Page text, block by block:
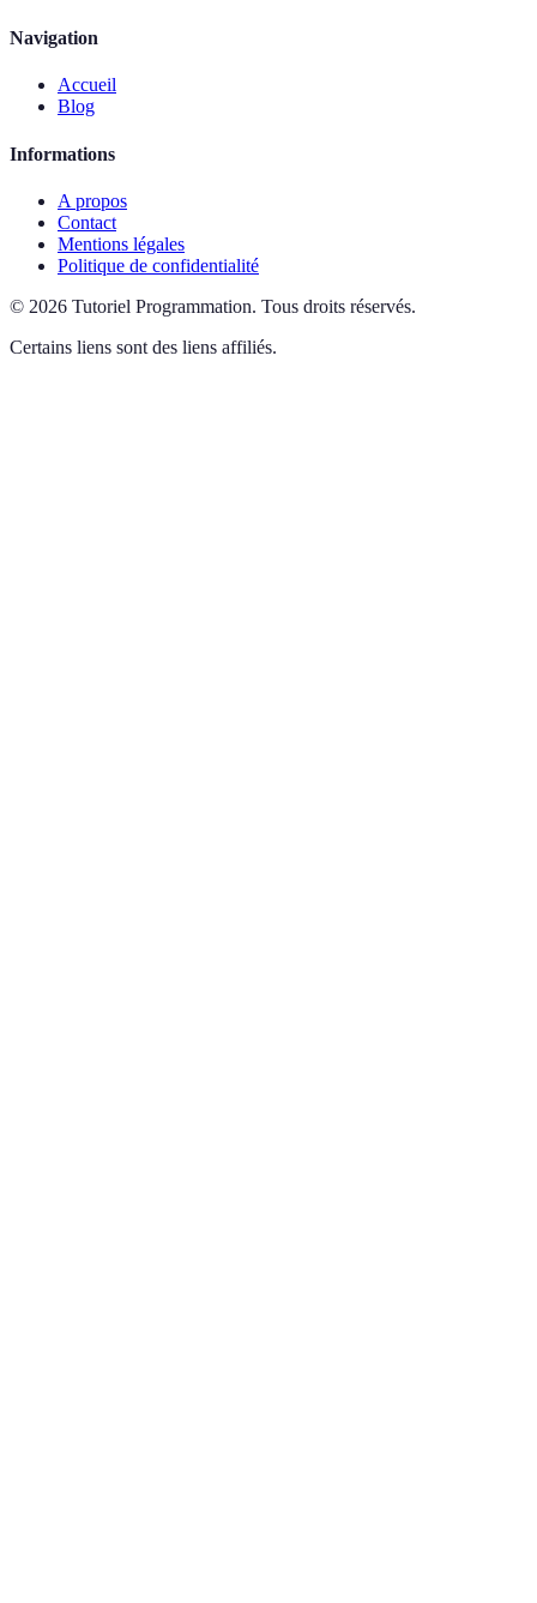
Navigation
Accueil
Blog
Informations
A propos
Contact
Mentions légales
Politique de confidentialité
© 2026 Tutoriel Programmation. Tous droits réservés.
Certains liens sont des liens affiliés.